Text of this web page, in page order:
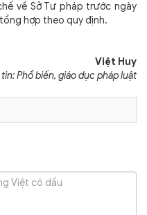
về Sở Tư pháp trước ngày
hợp theo quy định.
Việt Huy
Phổ biến, giáo dục pháp luật